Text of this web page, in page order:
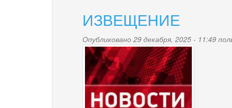
ИЗВЕЩЕНИЕ
Опубликовано 29 декабря, 2025 - 11:49
news-
palana.jpg